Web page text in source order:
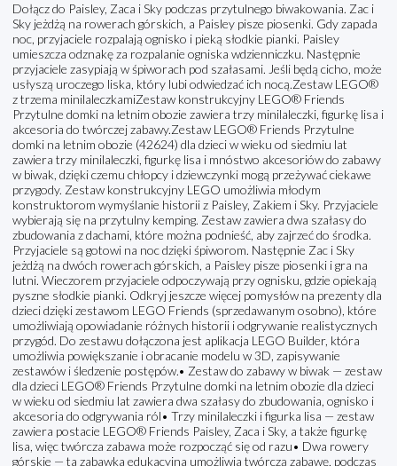
Dołącz do Paisley, Zaca i Sky podczas przytulnego biwakowania. Zac i
Sky jeżdżą na rowerach górskich, a Paisley pisze piosenki. Gdy zapada
noc, przyjaciele rozpalają ognisko i pieką słodkie pianki. Paisley
umieszcza odznakę za rozpalanie ogniska wdzienniczku. Następnie
przyjaciele zasypiają w śpiworach pod szałasami. Jeśli będą cicho, może
usłyszą uroczego liska, który lubi odwiedzać ich nocą.Zestaw LEGO®
z trzema minilaleczkamiZestaw konstrukcyjny LEGO® Friends
Przytulne domki na letnim obozie zawiera trzy minilaleczki, figurkę lisa i
akcesoria do twórczej zabawy.Zestaw LEGO® Friends Przytulne
domki na letnim obozie (42624) dla dzieci w wieku od siedmiu lat
zawiera trzy minilaleczki, figurkę lisa i mnóstwo akcesoriów do zabawy
w biwak, dzięki czemu chłopcy i dziewczynki mogą przeżywać ciekawe
przygody. Zestaw konstrukcyjny LEGO umożliwia młodym
konstruktorom wymyślanie historii z Paisley, Zakiem i Sky. Przyjaciele
wybierają się na przytulny kemping. Zestaw zawiera dwa szałasy do
zbudowania z dachami, które można podnieść, aby zajrzeć do środka.
Przyjaciele są gotowi na noc dzięki śpiworom. Następnie Zac i Sky
jeżdżą na dwóch rowerach górskich, a Paisley pisze piosenki i gra na
lutni. Wieczorem przyjaciele odpoczywają przy ognisku, gdzie opiekają
pyszne słodkie pianki. Odkryj jeszcze więcej pomysłów na prezenty dla
dzieci dzięki zestawom LEGO Friends (sprzedawanym osobno), które
umożliwiają opowiadanie różnych historii i odgrywanie realistycznych
przygód. Do zestawu dołączona jest aplikacja LEGO Builder, która
umożliwia powiększanie i obracanie modelu w 3D, zapisywanie
zestawów i śledzenie postępów.• Zestaw do zabawy w biwak — zestaw
dla dzieci LEGO® Friends Przytulne domki na letnim obozie dla dzieci
w wieku od siedmiu lat zawiera dwa szałasy do zbudowania, ognisko i
akcesoria do odgrywania ról• Trzy minilaleczki i figurka lisa — zestaw
zawiera postacie LEGO® Friends Paisley, Zaca i Sky, a także figurkę
lisa, więc twórcza zabawa może rozpocząć się od razu• Dwa rowery
górskie — ta zabawka edukacyjna umożliwia twórczą zabawę, podczas